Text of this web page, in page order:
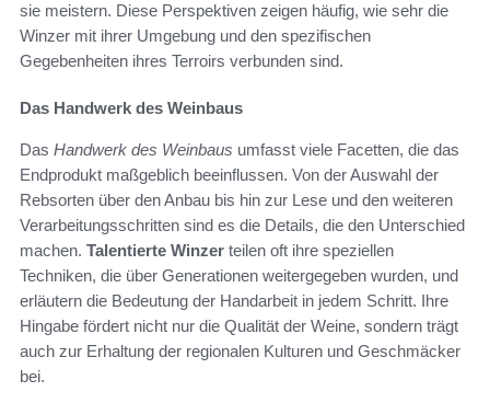
sie meistern. Diese Perspektiven zeigen häufig, wie sehr die
Winzer mit ihrer Umgebung und den spezifischen
Gegebenheiten ihres Terroirs verbunden sind.
Das Handwerk des Weinbaus
Das Handwerk des Weinbaus umfasst viele Facetten, die das
Endprodukt maßgeblich beeinflussen. Von der Auswahl der
Rebsorten über den Anbau bis hin zur Lese und den weiteren
Verarbeitungsschritten sind es die Details, die den Unterschied
machen. Talentierte Winzer teilen oft ihre speziellen
Techniken, die über Generationen weitergegeben wurden, und
erläutern die Bedeutung der Handarbeit in jedem Schritt. Ihre
Hingabe fördert nicht nur die Qualität der Weine, sondern trägt
auch zur Erhaltung der regionalen Kulturen und Geschmäcker
bei.